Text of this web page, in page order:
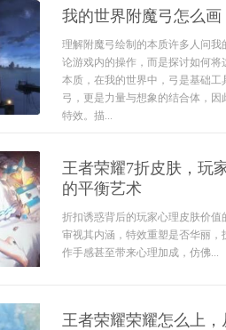
我的世界附魔弓怎么
理解附魔弓绘制的本质许多人问
论游戏内的操作，而是探讨如何
本质，在我的世界中，弓是基础
弓，更是力量与想象的结合体，
特效。描...
王者荣耀7折皮肤，玩
的平衡艺术
折扣诱惑背后的玩家心理皮肤价
审视其内涵，特效重塑是否华丽
作手感甚至带来心理加成，仿佛...
王者荣耀荣耀怎么上